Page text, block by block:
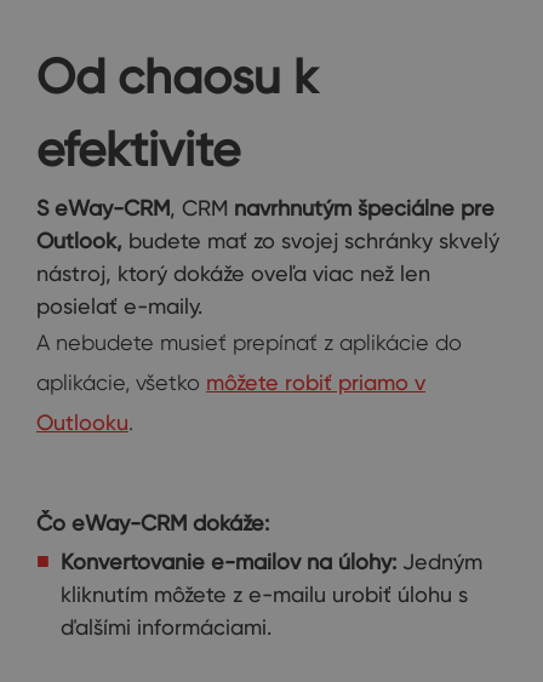
Od chaosu k
efektivite
S eWay-CRM, CRM navrhnutým špeciálne pre
Outlook, budete mať zo svojej schránky skvelý
nástroj, ktorý dokáže oveľa viac než len
posielať e-maily.
A nebudete musieť prepínať z aplikácie do
aplikácie, všetko môžete robiť priamo v
Outlooku.
Čo eWay-CRM dokáže:
Konvertovanie e-mailov na úlohy: Jedným
kliknutím môžete z e-mailu urobiť úlohu s
ďalšími informáciami.